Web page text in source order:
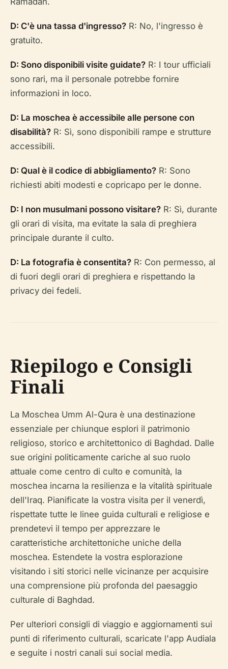
D: C'è una tassa d'ingresso? R: No, l'ingresso è
gratuito.
D: Sono disponibili visite guidate? R: I tour ufficiali
sono rari, ma il personale potrebbe fornire
informazioni in loco.
D: La moschea è accessibile alle persone con
disabilità? R: Sì, sono disponibili rampe e strutture
accessibili.
D: Qual è il codice di abbigliamento? R: Sono
richiesti abiti modesti e copricapo per le donne.
D: I non musulmani possono visitare? R: Sì, durante
gli orari di visita, ma evitate la sala di preghiera
principale durante il culto.
D: La fotografia è consentita? R: Con permesso, al
di fuori degli orari di preghiera e rispettando la
privacy dei fedeli.
Riepilogo e Consigli
Finali
La Moschea Umm Al-Qura è una destinazione
essenziale per chiunque esplori il patrimonio
religioso, storico e architettonico di Baghdad. Dalle
sue origini politicamente cariche al suo ruolo
attuale come centro di culto e comunità, la
moschea incarna la resilienza e la vitalità spirituale
dell'Iraq. Pianificate la vostra visita per il venerdì,
rispettate tutte le linee guida culturali e religiose e
prendetevi il tempo per apprezzare le
caratteristiche architettoniche uniche della
moschea. Estendete la vostra esplorazione
visitando i siti storici nelle vicinanze per acquisire
una comprensione più profonda del paesaggio
culturale di Baghdad.
Per ulteriori consigli di viaggio e aggiornamenti sui
punti di riferimento culturali, scaricate l'app Audiala
e seguite i nostri canali sui social media.